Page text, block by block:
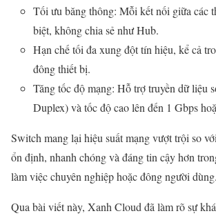
Tối ưu băng thông: Mỗi kết nối giữa các
biệt, không chia sẻ như Hub.
Hạn chế tối đa xung đột tín hiệu, kể cả
đông thiết bị.
Tăng tốc độ mạng: Hỗ trợ truyền dữ liệu
Duplex) và tốc độ cao lên đến 1 Gbps
Switch mang lại hiệu suất mạng vượt trội so
ổn định, nhanh chóng và đáng tin cậy hơn
làm việc chuyên nghiệp hoặc đông người dùng.
Qua bài viết này, Xanh Cloud đã làm rõ sự